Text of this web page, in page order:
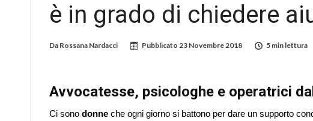
è in grado di chiedere
Da Rossana Nardacci Pubblicato 23 Novembre 2018 5 min lettura
Avvocatesse, psicologhe e operatrici
Ci sono donne che ogni giorno si battono per dare un supporto